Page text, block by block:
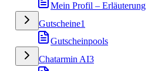
Mein Profil – Erläuterung
Gutscheine1
Gutscheinpools
Chatarmin AI3